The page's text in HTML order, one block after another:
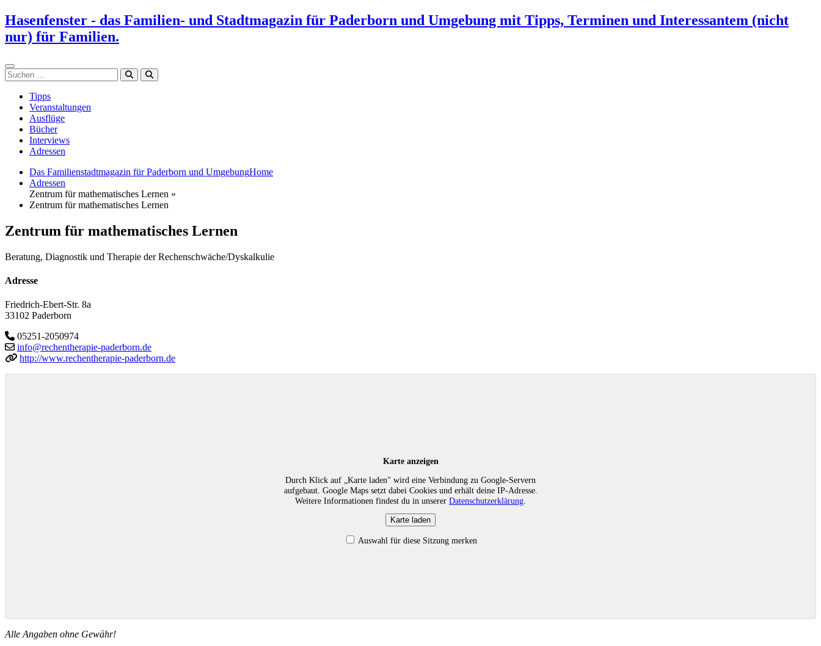
Zum
Inhalt
springen
Hasenfenster - das Familien- und Stadtmagazin für Paderborn und Umgebung mit Tipps, Terminen und Interessantem (nicht
nur) für Familien.
Suchen
Tipps
Veranstaltungen
Ausflüge
Bücher
Interviews
Adressen
Das Familienstadtmagazin für Paderborn und UmgebungHome
Adressen
Zentrum für mathematisches Lernen »
Zentrum für mathematisches Lernen
Zentrum für mathematisches Lernen
Beratung, Diagnostik und Therapie der Rechenschwäche/Dyskalkulie
Adresse
Friedrich-Ebert-Str. 8a
33102 Paderborn
05251-2050974
info@rechentherapie-paderborn.de
http://www.rechentherapie-paderborn.de
Karte anzeigen
Durch Klick auf „Karte laden" wird eine Verbindung zu Google-Servern
aufgebaut. Google Maps setzt dabei Cookies und erhält deine IP-Adresse.
Weitere Informationen findest du in unserer Datenschutzerklärung
Karte laden
Auswahl für diese Sitzung merken
Alle Angaben ohne Gewähr!